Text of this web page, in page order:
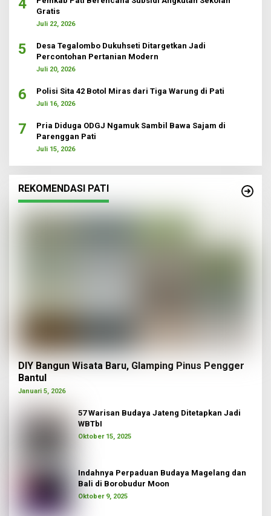
4
Gratis
Juli 22, 2026
5
Desa Tegalombo Dukuhseti Ditargetkan Jadi
Percontohan Pertanian Modern
Juli 20, 2026
6 Polisi Sita 42 Botol Miras dari Tiga Warung di Pati
Juli 16, 2026
7
Pria Diduga ODGJ Ngamuk Sambil Bawa Sajam di
Parenggan Pati
Juli 15, 2026
REKOMENDASI PATI
DIY Bangun Wisata Baru, Glamping Pinus Pengger
Bantul
Januari 5, 2026
57 Warisan Budaya Jateng Ditetapkan Jadi
WBTbI
Oktober 15, 2025
Indahnya Perpaduan Budaya Magelang dan
Bali di Borobudur Moon
Oktober 9, 2025